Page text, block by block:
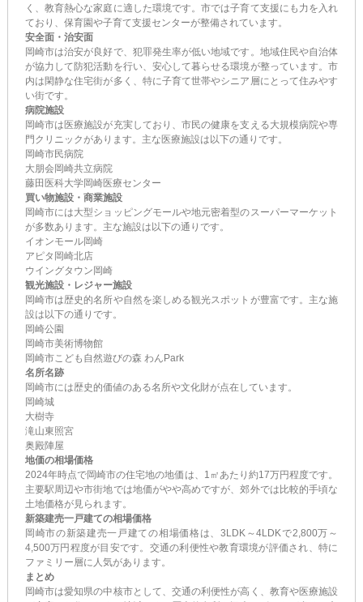
く、教育熱心な家庭に適した環境です。市では子育て支援にも力を入れ
ており、保育園や子育て支援センターが整備されています。
安全面・治安面
岡崎市は治安が良好で、犯罪発生率が低い地域です。地域住民や自治体
が協力して防犯活動を行い、安心して暮らせる環境が整っています。市
内は閑静な住宅街が多く、特に子育て世帯やシニア層にとって住みやす
い街です。
病院施設
岡崎市は医療施設が充実しており、市民の健康を支える大規模病院や専
門クリニックがあります。主な医療施設は以下の通りです。
岡崎市民病院
大朋会岡崎共立病院
藤田医科大学岡崎医療センター
買い物施設・商業施設
岡崎市には大型ショッピングモールや地元密着型のスーパーマーケット
が多数あります。主な施設は以下の通りです。
イオンモール岡崎
アピタ岡崎北店
ウイングタウン岡崎
観光施設・レジャー施設
岡崎市は歴史的名所や自然を楽しめる観光スポットが豊富です。主な施
設は以下の通りです。
岡崎公園
岡崎市美術博物館
岡崎市こども自然遊びの森 わんPark
名所名跡
岡崎市には歴史的価値のある名所や文化財が点在しています。
岡崎城
大樹寺
滝山東照宮
奥殿陣屋
地価の相場価格
2024年時点で岡崎市の住宅地の地価は、1㎡あたり約17万円程度です。
主要駅周辺や市街地では地価がやや高めですが、郊外では比較的手頃な
土地価格が見られます。
新築建売一戸建ての相場価格
岡崎市の新築建売一戸建ての相場価格は、3LDK～4LDKで2,800万～
4,500万円程度が目安です。交通の利便性や教育環境が評価され、特に
ファミリー層に人気があります。
まとめ
岡崎市は愛知県の中核市として、交通の利便性が高く、教育や医療施設